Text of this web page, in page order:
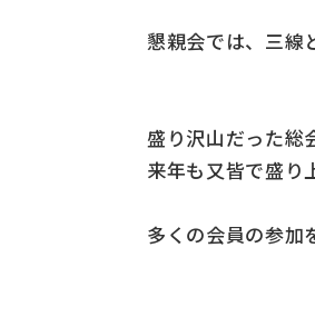
懇親会では、三線
盛り沢山だった総
来年も又皆で盛り
多くの会員の参加